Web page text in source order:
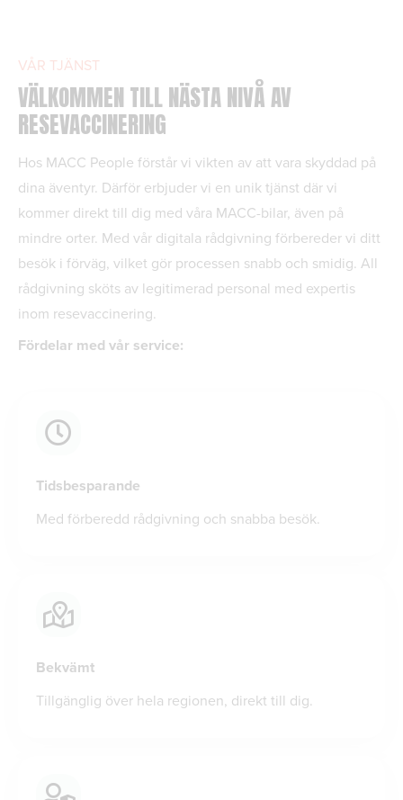
VÅR TJÄNST
VÄLKOMMEN TILL NÄSTA NIVÅ AV
RESEVACCINERING
Hos MACC People förstår vi vikten av att vara skyddad på
dina äventyr. Därför erbjuder vi en unik tjänst där vi
kommer direkt till dig med våra MACC-bilar, även på
mindre orter. Med vår digitala rådgivning förbereder vi ditt
besök i förväg, vilket gör processen snabb och smidig. All
rådgivning sköts av legitimerad personal med expertis
inom resevaccinering.
Fördelar med vår service:
Tidsbesparande
Med förberedd rådgivning och snabba besök.
Bekvämt
Tillgänglig över hela regionen, direkt till dig.